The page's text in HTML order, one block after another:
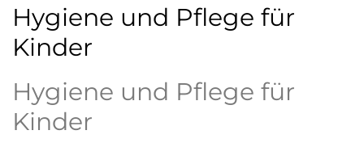
Hygiene und Pflege für
Kinder
Hygiene und Pflege für
Kinder